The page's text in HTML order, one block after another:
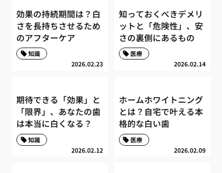
効果の持続期間は？白
さを長持ちさせるため
のアフターケア
2026.02.23
知識
知っておくべきデメリ
ットと「危険性」、安
さの裏側にあるもの
2026.02.14
医療
期待できる「効果」と
「限界」、あなたの歯
は本当に白くなる？
2026.02.12
知識
ホームホワイトニング
とは？自宅で叶える本
格的な白い歯
2026.02.09
医療